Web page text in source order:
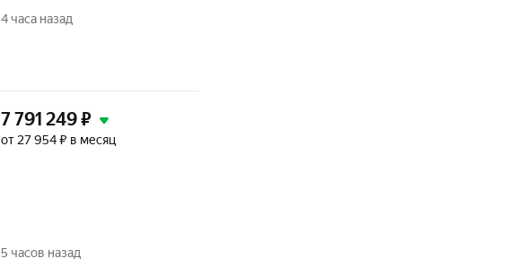
4 часа назад
7 791 249₽
от 27 954 ₽ в месяц
5 часов назад